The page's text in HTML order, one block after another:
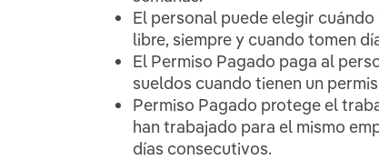
El personal puede elegir
libre, siempre y cuando tomen
El Permiso Pagado paga al
sueldos cuando tienen un
Permiso Pagado protege el
han trabajado para el mismo
días consecutivos.